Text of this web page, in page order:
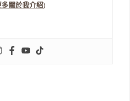
多關於我介紹)